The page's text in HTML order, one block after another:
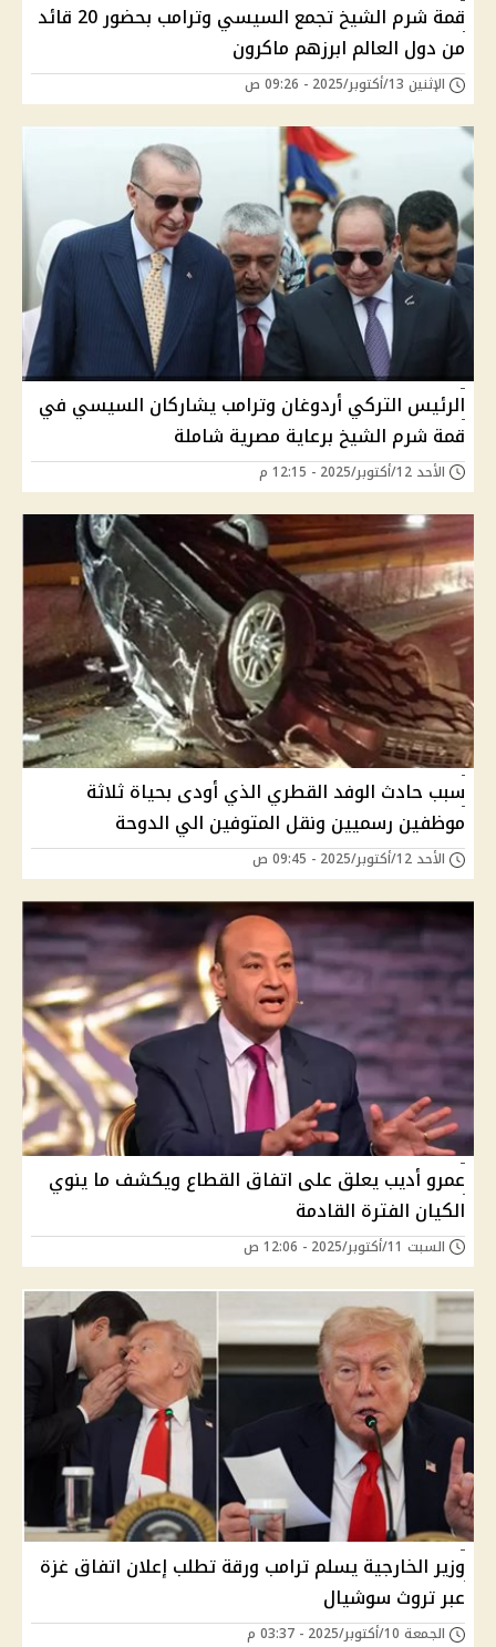
قمة شرم الشيخ تجمع السيسي وترامب بحضور 20 قائد
من دول العالم ابرزهم ماكرون
الإثنين 13/أكتوبر/2025 - 09:26 ص
الرئيس التركي أردوغان وترامب يشاركان السيسي في
قمة شرم الشيخ برعاية مصرية شاملة
الأحد 12/أكتوبر/2025 - 12:15 م
سبب حادث الوفد القطري الذي أودى بحياة ثلاثة
موظفين رسميين ونقل المتوفين الي الدوحة
الأحد 12/أكتوبر/2025 - 09:45 ص
عمرو أديب يعلق على اتفاق القطاع ويكشف ما ينوي
الكيان الفترة القادمة
السبت 11/أكتوبر/2025 - 12:06 ص
وزير الخارجية يسلم ترامب ورقة تطلب إعلان اتفاق غزة
عبر تروث سوشيال
الجمعة 10/أكتوبر/2025 - 03:37 م